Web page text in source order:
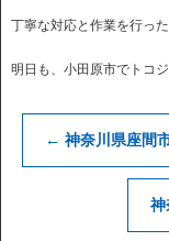
丁寧な対応と作業を行っ
明日も、小田原市でトコ
← 神奈川県座間
神